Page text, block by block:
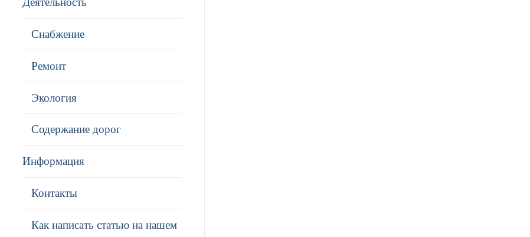
Снабжение
Ремонт
Экология
Содержание дорог
Информация
Контакты
Как написать статью на нашем